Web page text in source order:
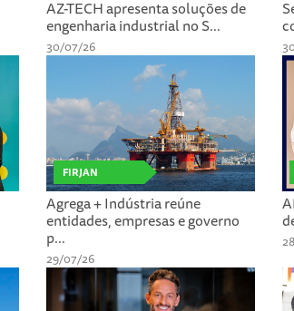
AZ-TECH apresenta soluções de
engenharia industrial no S...
30/07/26
FIRJAN
Agrega + Indústria reúne
entidades, empresas e governo
p...
29/07/26